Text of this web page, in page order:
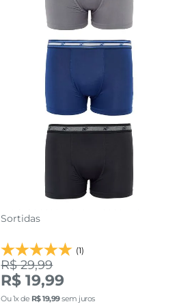
adicionar a sacola
Sortidas
(1)
R$ 29,99
R$ 19,99
Ou1x de R$19,99sem juros